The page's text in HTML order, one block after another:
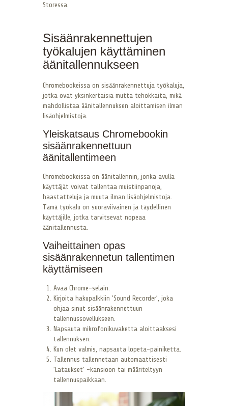
Storessa.
Sisäänrakennettujen
työkalujen käyttäminen
äänitallennukseen
Chromebookeissa on sisäänrakennettuja työkaluja,
jotka ovat yksinkertaisia mutta tehokkaita, mikä
mahdollistaa äänitallennuksen aloittamisen ilman
lisäohjelmistoja.
Yleiskatsaus Chromebookin
sisäänrakennettuun
äänitallentimeen
Chromebookeissa on äänitallennin, jonka avulla
käyttäjät voivat tallentaa muistiinpanoja,
haastatteluja ja muuta ilman lisäohjelmistoja.
Tämä työkalu on suoraviivainen ja täydellinen
käyttäjille, jotka tarvitsevat nopeaa
äänitallennusta.
Vaiheittainen opas
sisäänrakennetun tallentimen
käyttämiseen
Avaa Chrome-selain.
Kirjoita hakupalkkiin ’Sound Recorder’, joka
ohjaa sinut sisäänrakennettuun
tallennussovellukseen.
Napsauta mikrofonikuvaketta aloittaaksesi
tallennuksen.
Kun olet valmis, napsauta lopeta-painiketta.
Tallennus tallennetaan automaattisesti
’Lataukset’ -kansioon tai määriteltyyn
tallennuspaikkaan.